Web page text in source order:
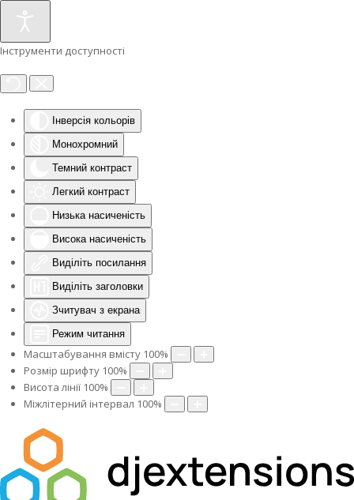
Інструменти доступності
Інверсія кольорів
Монохромний
Темний контраст
Легкий контраст
Низька насиченість
Висока насиченість
Виділіть посилання
Виділіть заголовки
Зчитувач з екрана
Режим читання
Масштабування вмісту 100%
Розмір шрифту 100%
Висота лінії 100%
Міжлітерний інтервал 100%